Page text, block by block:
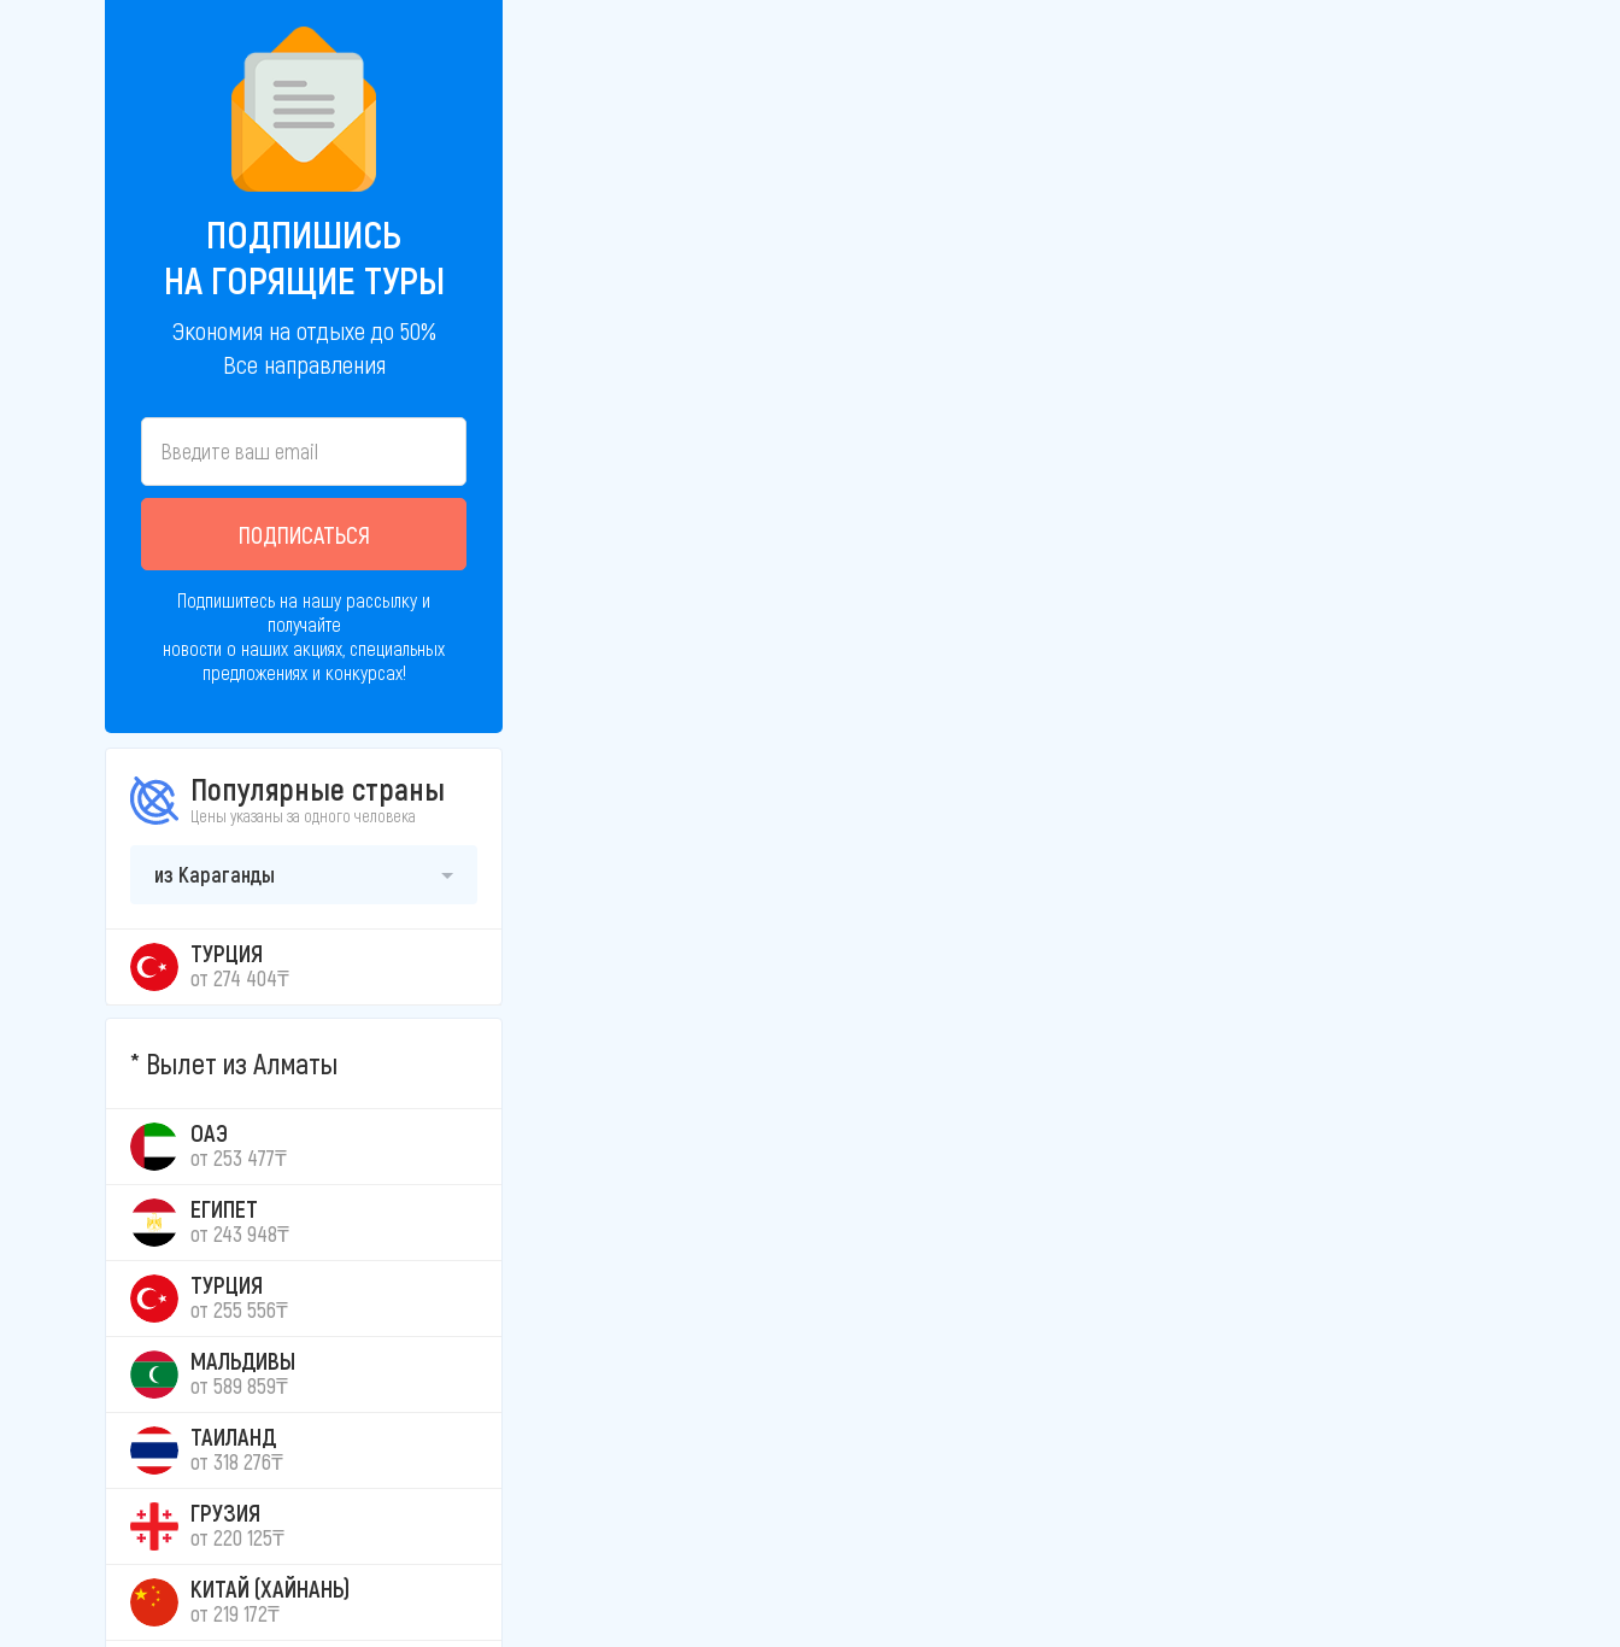
ПОДПИШИСЬ
НА ГОРЯЩИЕ ТУРЫ
Экономия на отдыхе до 50%
Все направления
ПОДПИСАТЬСЯ
Подпишитесь на нашу рассылку и
получайте
новости о наших акциях, специальных
предложениях и конкурсах!
Популярные страны
Цены указаны за одного человека
из Караганды
ТУРЦИЯ
от 274 404₸
Вылет из Алматы
ОАЭ
от 253 477₸
ЕГИПЕТ
от 243 948₸
ТУРЦИЯ
от 255 556₸
МАЛЬДИВЫ
от 589 859₸
ТАИЛАНД
от 318 276₸
ГРУЗИЯ
от 220 125₸
КИТАЙ (ХАЙНАНЬ)
от 219 172₸